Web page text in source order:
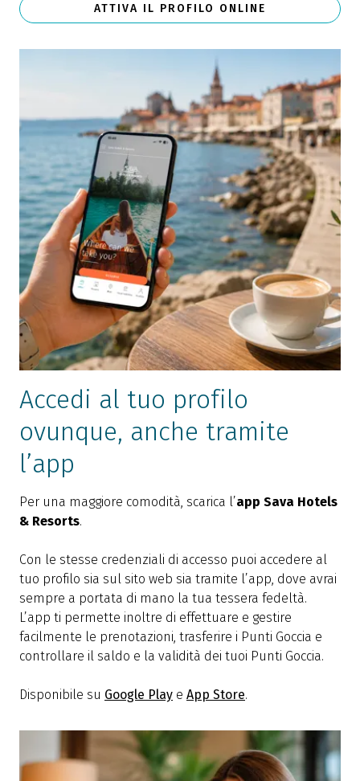
ATTIVA IL PROFILO ONLINE
Accedi al tuo profilo
ovunque, anche tramite
l’app
Per una maggiore comodità, scarica l’app Sava Hotels
& Resorts.
Con le stesse credenziali di accesso puoi accedere al
tuo profilo sia sul sito web sia tramite l’app, dove avrai
sempre a portata di mano la tua tessera fedeltà.
L’app ti permette inoltre di effettuare e gestire
facilmente le prenotazioni, trasferire i Punti Goccia e
controllare il saldo e la validità dei tuoi Punti Goccia.
Disponibile su Google Play e App Store.